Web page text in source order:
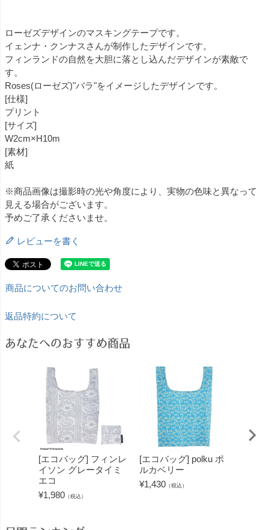
ローゼズデザインのマスキングテープです。
イェンナ・クンナスさんが制作したデザインです。
フィンランドの自然を大胆に落とし込んだデザインが素敵で
す。
Roses(ローゼズ)"バラ"をイメージしたデザインです。
[仕様]
プリント
[サイズ]
W2cm×H10m
[素材]
紙
※商品画像は撮影時の光や角度により、実物の色味と異なって
見える場合がございます。
予めご了承くださいませ。
レビューを書く
商品についてのお問い合わせ
返品特約について
あなたへのおすすめ商品
[エコバッグ] フィンレ
イソン グレータイミ
エコ
¥1,980 （税込）
[エコバッグ] polku ポ
ルカベリー
¥1,430 （税込）